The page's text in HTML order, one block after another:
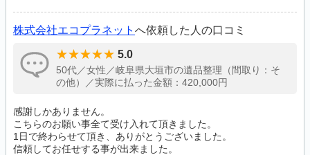
株式会社エコプラネット へ依頼した人の口コミ
5.0
50代／女性／岐阜県大垣市の遺品整理（間取り：そ
の他）／実際に払った金額：420,000円
感謝しかありません。
こちらのお願い事全て受け入れて頂きました。
1日で終わらせて頂き、ありがとうございました。
信頼してお任せする事が出来ました。